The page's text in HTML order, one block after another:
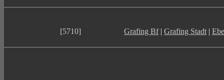
[5710] Grafing Bf| Grafing Stadt |